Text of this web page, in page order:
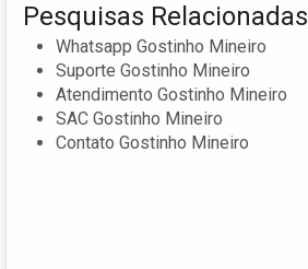
Pesquisas Relacionadas
Whatsapp Gostinho Mineiro
Suporte Gostinho Mineiro
Atendimento Gostinho Mineiro
SAC Gostinho Mineiro
Contato Gostinho Mineiro